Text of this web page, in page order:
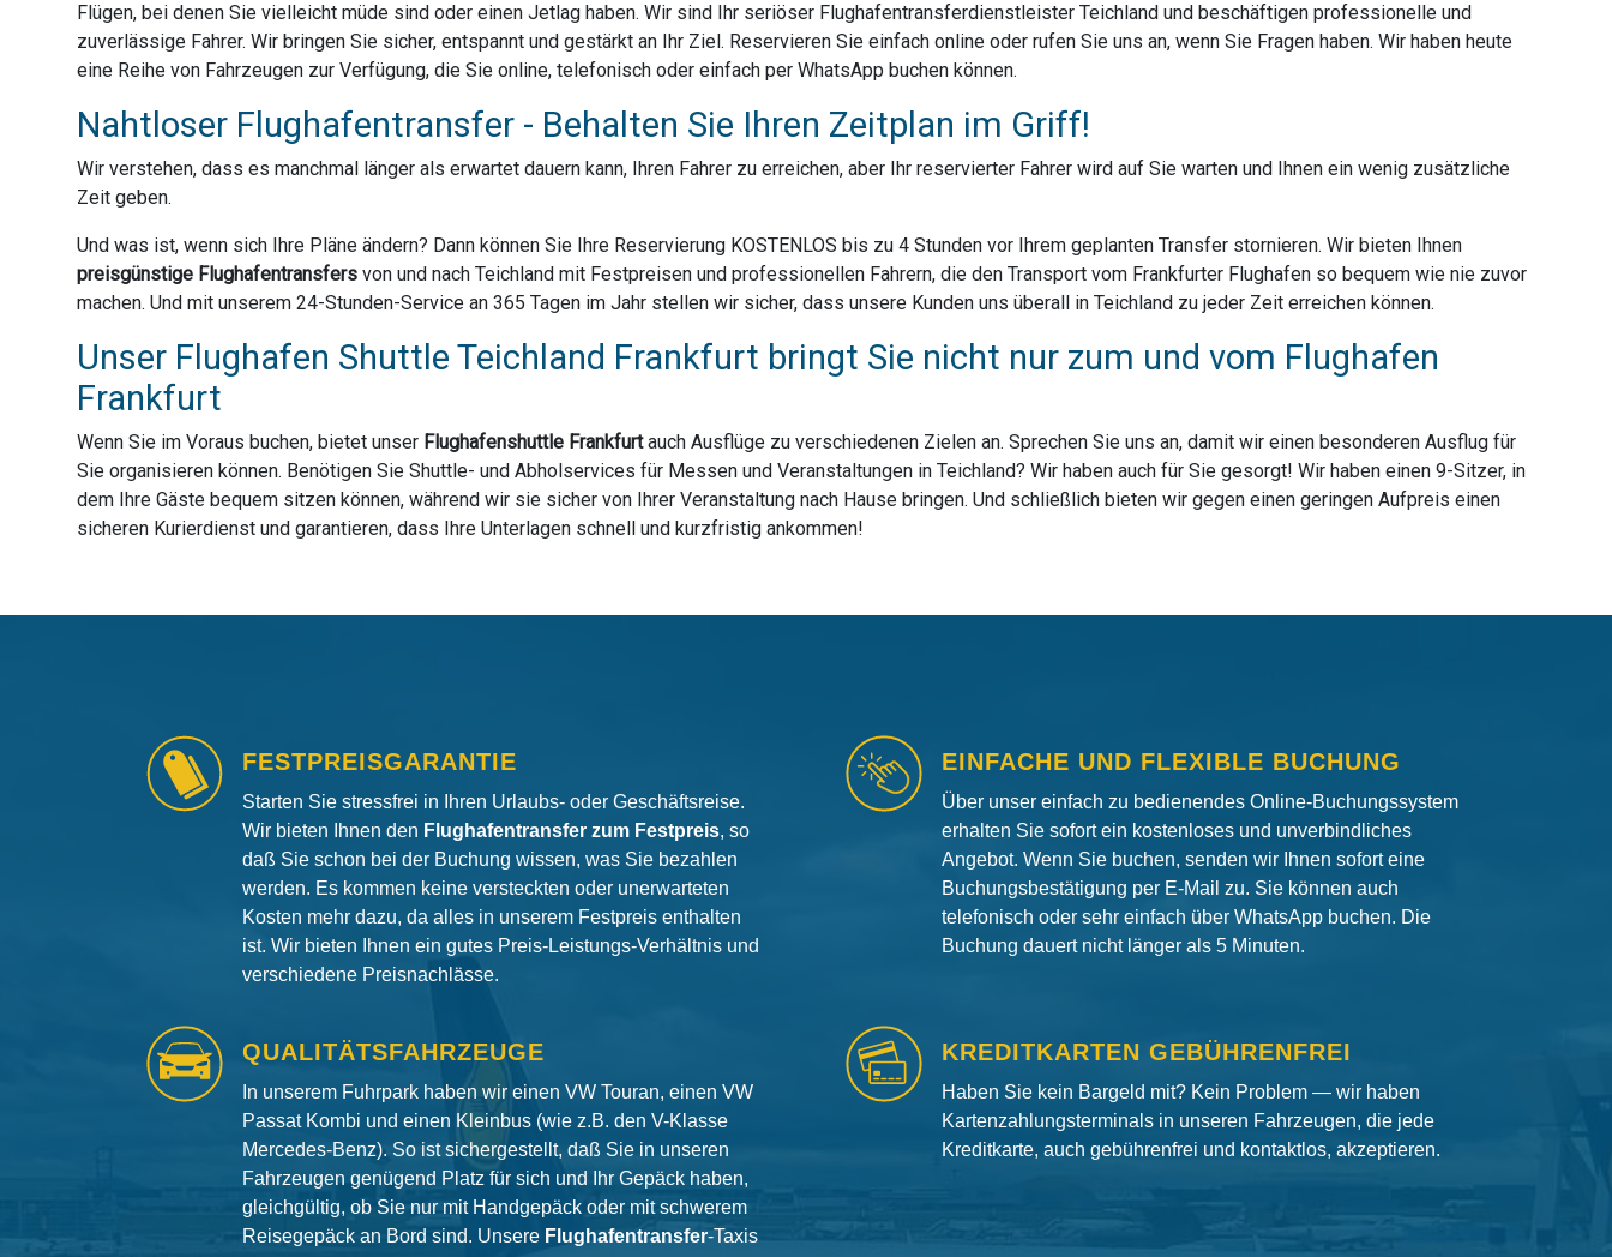
Flügen, bei denen Sie vielleicht müde sind oder einen Jetlag haben. Wir sind Ihr seriöser Flughafentransferdienstleister Teichland und beschäftigen professionelle und
zuverlässige Fahrer. Wir bringen Sie sicher, entspannt und gestärkt an Ihr Ziel. Reservieren Sie einfach online oder rufen Sie uns an, wenn Sie Fragen haben. Wir haben heute
eine Reihe von Fahrzeugen zur Verfügung, die Sie online, telefonisch oder einfach per WhatsApp buchen können.
Nahtloser Flughafentransfer - Behalten Sie Ihren Zeitplan im Griff!
Wir verstehen, dass es manchmal länger als erwartet dauern kann, Ihren Fahrer zu erreichen, aber Ihr reservierter Fahrer wird auf Sie warten und Ihnen ein wenig zusätzliche
Zeit geben.
Und was ist, wenn sich Ihre Pläne ändern? Dann können Sie Ihre Reservierung KOSTENLOS bis zu 4 Stunden vor Ihrem geplanten Transfer stornieren. Wir bieten Ihnen
preisgünstige Flughafentransfers von und nach Teichland mit Festpreisen und professionellen Fahrern, die den Transport vom Frankfurter Flughafen so bequem wie nie zuvor
machen. Und mit unserem 24-Stunden-Service an 365 Tagen im Jahr stellen wir sicher, dass unsere Kunden uns überall in Teichland zu jeder Zeit erreichen können.
Unser Flughafen Shuttle Teichland Frankfurt bringt Sie nicht nur zum und vom Flughafen
Frankfurt
Wenn Sie im Voraus buchen, bietet unser Flughafenshuttle Frankfurtauch Ausflüge zu verschiedenen Zielen an. Sprechen Sie uns an, damit wir einen besonderen Ausflug für
Sie organisieren können. Benötigen Sie Shuttle- und Abholservices für Messen und Veranstaltungen in Teichland? Wir haben auch für Sie gesorgt! Wir haben einen 9-Sitzer, in
dem Ihre Gäste bequem sitzen können, während wir sie sicher von Ihrer Veranstaltung nach Hause bringen. Und schließlich bieten wir gegen einen geringen Aufpreis einen
sicheren Kurierdienst und garantieren, dass Ihre Unterlagen schnell und kurzfristig ankommen!
FESTPREISGARANTIE
Starten Sie stressfrei in Ihren Urlaubs- oder Geschäftsreise.
Wir bieten Ihnen den Flughafentransfer zum Festpreis, so
daß Sie schon bei der Buchung wissen, was Sie bezahlen
werden. Es kommen keine versteckten oder unerwarteten
Kosten mehr dazu, da alles in unserem Festpreis enthalten
ist. Wir bieten Ihnen ein gutes Preis-Leistungs-Verhältnis und
verschiedene Preisnachlässe.
EINFACHE UND FLEXIBLE BUCHUNG
Über unser einfach zu bedienendes Online-Buchungssystem
erhalten Sie sofort ein kostenloses und unverbindliches
Angebot. Wenn Sie buchen, senden wir Ihnen sofort eine
Buchungsbestätigung per E-Mail zu. Sie können auch
telefonisch oder sehr einfach über WhatsApp buchen. Die
Buchung dauert nicht länger als 5 Minuten.
QUALITÄTSFAHRZEUGE
In unserem Fuhrpark haben wir einen VW Touran, einen VW
Passat Kombi und einen Kleinbus (wie z.B. den V-Klasse
Mercedes-Benz). So ist sichergestellt, daß Sie in unseren
Fahrzeugen genügend Platz für sich und Ihr Gepäck haben,
gleichgültig, ob Sie nur mit Handgepäck oder mit schwerem
Reisegepäck an Bord sind. Unsere Flughafentransfer-Taxis
KREDITKARTEN GEBÜHRENFREI
Haben Sie kein Bargeld mit? Kein Problem — wir haben
Kartenzahlungsterminals in unseren Fahrzeugen, die jede
Kreditkarte, auch gebührenfrei und kontaktlos, akzeptieren.